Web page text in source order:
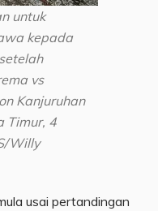
untuk
kepada
vs
Kanjuruhan
Timur, 4
Willy
usai pertandingan